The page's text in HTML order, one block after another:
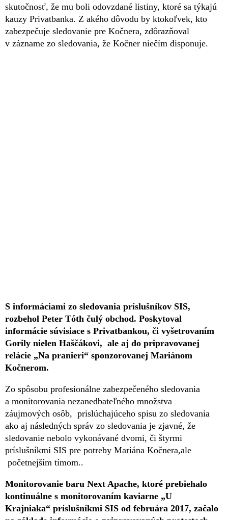
skutočnosť, že mu boli odovzdané listiny, ktoré sa týkajú
kauzy Privatbanka. Z akého dôvodu by ktokoľvek, kto
zabezpečuje sledovanie pre Kočnera, zdôrazňoval
v zázname zo sledovania, že Kočner niečím disponuje.
S informáciami zo sledovania príslušníkov SIS,
rozbehol Peter Tóth čulý obchod. Poskytoval
informácie súvisiace s Privatbankou, či vyšetrovaním
Gorily nielen Haščákovi, ale aj do pripravovanej
relácie „Na pranieri“ sponzorovanej Mariánom
Kočnerom.
Zo spôsobu profesionálne zabezpečeného sledovania
a monitorovania nezanedbateľného množstva
záujmových osôb, prislúchajúceho spisu zo sledovania
ako aj následných správ zo sledovania je zjavné, že
sledovanie nebolo vykonávané dvomi, či štyrmi
príslušníkmi SIS pre potreby Mariána Kočnera,ale
početnejším tímom..
Monitorovanie baru Next Apache, ktoré prebiehalo
kontinuálne s monitorovaním kaviarne „U
Krajniaka“ príslušníkmi SIS od februára 2017, začalo